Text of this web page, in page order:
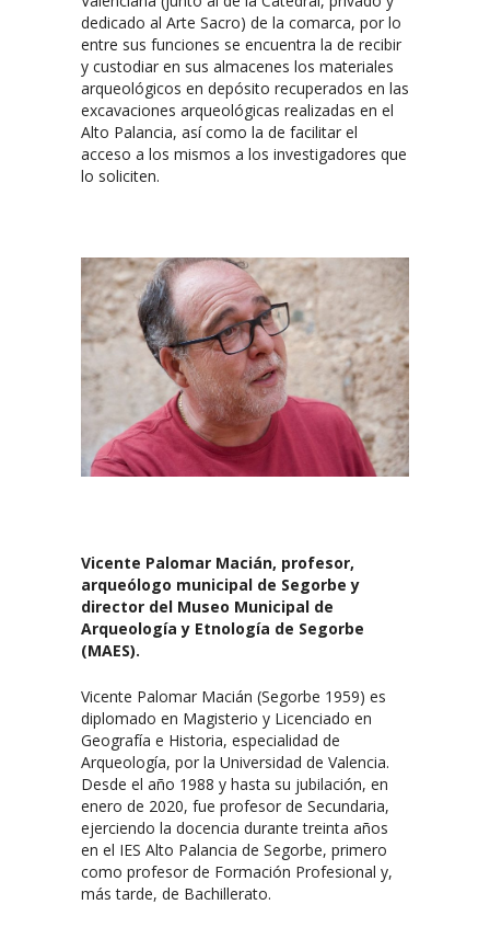
dedicado al Arte Sacro) de la comarca, por lo
entre sus funciones se encuentra la de recibir
y custodiar en sus almacenes los materiales
arqueológicos en depósito recuperados en las
excavaciones arqueológicas realizadas en el
Alto Palancia, así como la de facilitar el
acceso a los mismos a los investigadores que
lo soliciten.
Vicente Palomar Macián, profesor,
arqueólogo municipal de Segorbe y
director del Museo Municipal de
Arqueología y Etnología de Segorbe
(MAES).
Vicente Palomar Macián (Segorbe 1959) es
diplomado en Magisterio y Licenciado en
Geografía e Historia, especialidad de
Arqueología, por la Universidad de Valencia.
Desde el año 1988 y hasta su jubilación, en
enero de 2020, fue profesor de Secundaria,
ejerciendo la docencia durante treinta años
en el IES Alto Palancia de Segorbe, primero
como profesor de Formación Profesional y,
más tarde, de Bachillerato.